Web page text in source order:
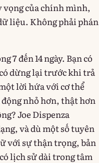
vọng của chính mình,
liệu. Không phải phán
7 đến 14 ngày. Bạn có
dừng lại trước khi trả
lời hứa với cơ thể
nhỏ hơn, thật hơn
Joe Dispenza
và dù một số tuyên
với sự thận trọng, bản
lịch sử dài trong tâm